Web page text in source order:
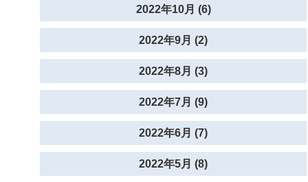
2022年10月 (6)
2022年9月 (2)
2022年8月 (3)
2022年7月 (9)
2022年6月 (7)
2022年5月 (8)